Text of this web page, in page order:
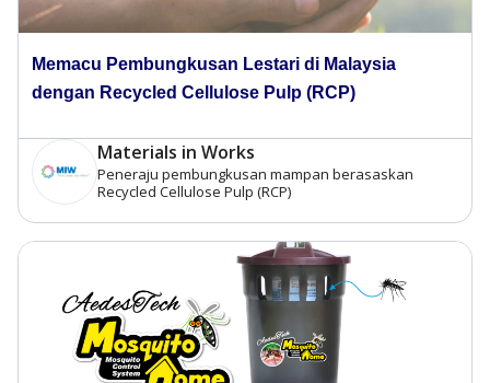
Memacu Pembungkusan Lestari di Malaysia
dengan Recycled Cellulose Pulp (RCP)
Materials in Works
Peneraju pembungkusan mampan berasaskan
Recycled Cellulose Pulp (RCP)